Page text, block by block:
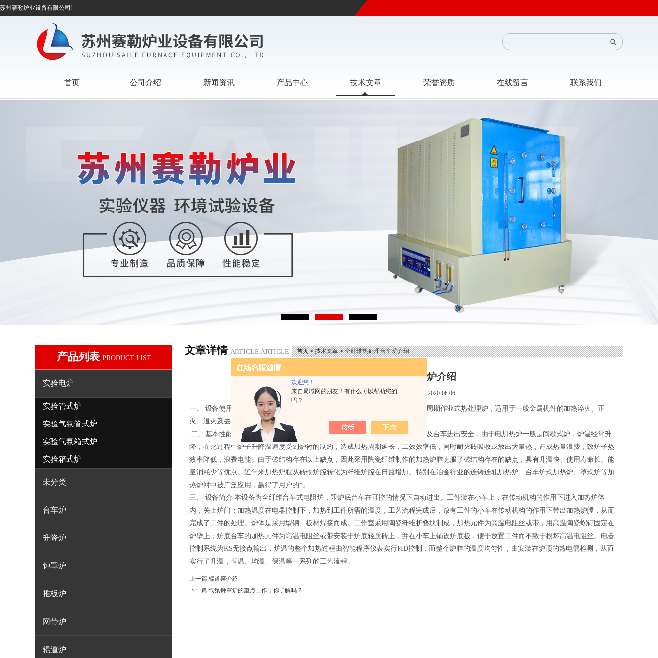
欢迎您！
来自局域网的朋友！有什么可以帮助您的
吗？
苏州赛勒炉业设备有限公司!
首页 公司介绍 新闻资讯 产品中心 技术文章 荣誉资质 在线留言 联系我们
产品列表 PRODUCT LIST
实验电炉
实验管式炉
实验气氛管式炉
实验气氛箱式炉
实验箱式炉
未分类
台车炉
升降炉
钟罩炉
推板炉
网带炉
辊道炉
文章详情 ARTICLE ARTICLE 首页>技术文章> 全纤维热处理台车炉介绍
全纤维热处理台车炉介绍
点击次数：2589 更新时间：2020-06-06
一、 设备使用工艺范围 本设备为台车式全纤维结构加热炉之派生系列产品，为周期作业式热处理炉，适用于一般金属机件的加热淬火、正
火、退火及去应力退火等热处理工艺之用。
二、基本性能概述 全纤维台车炉必须保证温升，均温及保温性能好，炉门升降及台车进出安全，由于电加热炉一般是间歇式炉，炉温经常升
降，在此过程中炉子升降温速度受到炉衬的制约，造成加热周期延长，工效效率低，同时耐火砖吸收或放出大量热，造成热量浪费，致炉子热
效率降低，浪费电能。由于砖结构存在以上缺点，因此采用陶瓷纤维制作的加热炉膛克服了砖结构存在的缺点，具有升温快、使用寿命长、能
量消耗少等优点。近年来加热炉膛从砖砌炉膛转化为纤维炉膛在日益增加。特别在冶金行业的连铸连轧加热炉、台车炉式加热炉、罩式炉等加
热炉衬中被广泛应用，赢得了用户的*。
三、 设备简介 本设备为全纤维台车式电阻炉，即炉底台车在可控的情况下自动进出。工件装在小车上，在传动机构的作用下进入加热炉体
内，关上炉门；加热温度在电器控制下，加热到工件所需的温度，工艺流程完成后，放有工件的小车在传动机构的作用下带出加热炉膛，从而
完成了工件的处理。炉体是采用型钢、板材焊接而成。工作室采用陶瓷纤维折叠块制成，加热元件为高温电阻丝或带，用高温陶瓷螺钉固定在
炉壁上；炉底台车的加热元件为高温电阻丝或带安装于炉底轻质砖上，并在小车上铺设炉底板，便于放置工件而不致于损坏高温电阻丝。电器
控制系统为KS无接点输出，炉温的整个加热过程由智能程序仪表实行PID控制，而整个炉膛的温度均匀性，由安装在炉顶的热电偶检测，从而
实行了升温，恒温、均温、保温等一系列的工艺流程。
上一篇:辊道窑介绍
下一篇:气氛钟罩炉的重点工作，你了解吗？